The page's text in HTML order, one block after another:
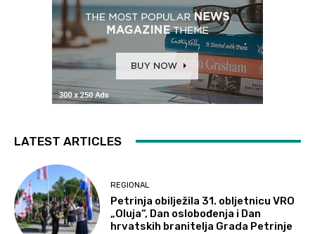
LATEST ARTICLES
REGIONAL
Petrinja obilježila 31. obljetnicu VRO
„Oluja“, Dan oslobođenja i Dan
hrvatskih branitelja Grada Petrinje